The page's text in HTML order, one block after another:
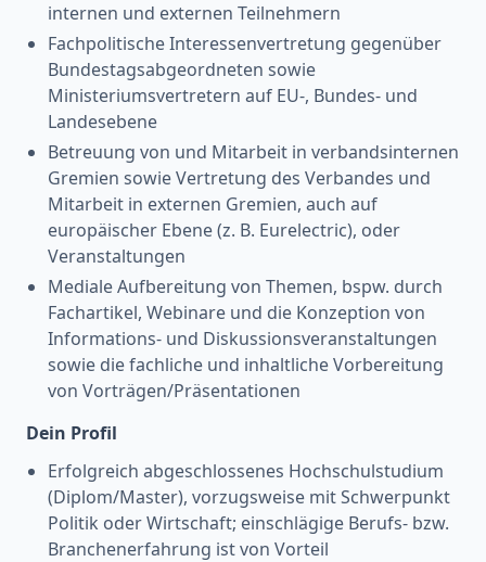
internen und externen Teilnehmern
Fachpolitische Interessenvertretung gegenüber
Bundestagsabgeordneten sowie
Ministeriumsvertretern auf EU-, Bundes- und
Landesebene
Betreuung von und Mitarbeit in verbandsinternen
Gremien sowie Vertretung des Verbandes und
Mitarbeit in externen Gremien, auch auf
europäischer Ebene (z. B. Eurelectric), oder
Veranstaltungen
Mediale Aufbereitung von Themen, bspw. durch
Fachartikel, Webinare und die Konzeption von
Informations- und Diskussionsveranstaltungen
sowie die fachliche und inhaltliche Vorbereitung
von Vorträgen/Präsentationen
Dein Profil
Erfolgreich abgeschlossenes Hochschulstudium
(Diplom/Master), vorzugsweise mit Schwerpunkt
Politik oder Wirtschaft; einschlägige Berufs- bzw.
Branchenerfahrung ist von Vorteil